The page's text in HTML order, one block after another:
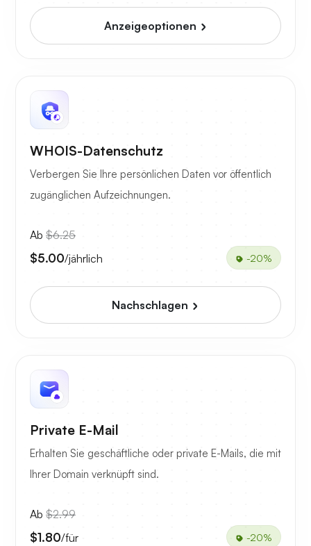
Anzeigeoptionen
WHOIS-Datenschutz
Verbergen Sie Ihre persönlichen Daten vor öffentlich
zugänglichen Aufzeichnungen.
Ab $6.25
$5.00/jährlich -20%
Nachschlagen
Private E-Mail
Erhalten Sie geschäftliche oder private E-Mails, die mit
Ihrer Domain verknüpft sind.
Ab $2.99
$1.80/für -20%